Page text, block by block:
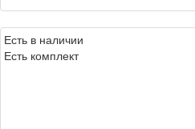
Есть в наличии
Есть комплект